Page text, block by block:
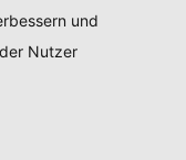
und
Nutzer